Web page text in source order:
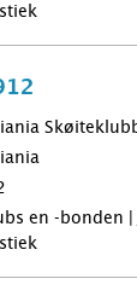
en -bonden